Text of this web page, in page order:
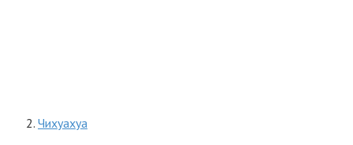
Чихуахуа